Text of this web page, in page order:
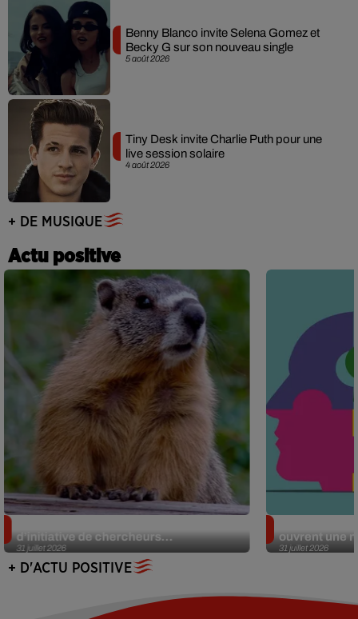
5 août 2026
Benny Blanco invite Selena Gomez et
Becky G sur son nouveau single
4 août 2026
Tiny Desk invite Charlie Puth pour une
live session solaire
+ DE MUSIQUE
Actu positive
31 juillet 2026
d’initiative de chercheurs...
31 juillet 2026
ouvrent une
+ D'ACTU POSITIVE